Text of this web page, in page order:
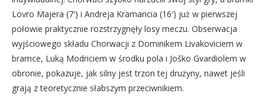
Lovro Majera (7′) i Andreja Kramaricia (16′) już w pierwszej
połowie praktycznie rozstrzygnęły losy meczu. Obserwacja
wyjściowego składu Chorwacji z Dominikem Livakoviciem w
bramce, Luką Modriciem w środku pola i Joško Gvardiolem w
obronie, pokazuje, jak silny jest trzon tej drużyny, nawet jeśli
grają z teoretycznie słabszym przeciwnikiem.